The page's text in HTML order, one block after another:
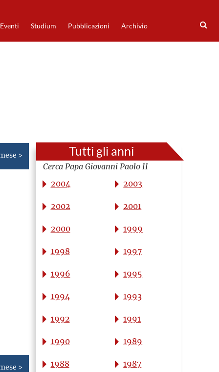
Eventi Studium Pubblicazioni Archivio
Tutti gli anni
Cerca Papa Giovanni Paolo II
2004
2003
2002 2001
2000 1999
1998 1997
1996 1995
1994 1993
1992 1991
1990 1989
1988 1987
>
>